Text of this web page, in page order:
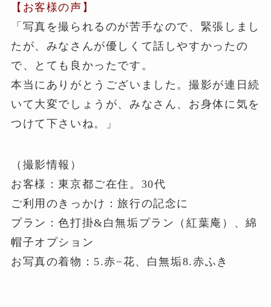
【お客様の声】
「写真を撮られるのが苦手なので、緊張しまし
たが、みなさんが優しくて話しやすかったの
で、とても良かったです。
本当にありがとうございました。撮影が連日続
いて大変でしょうが、みなさん、お身体に気を
つけて下さいね。」
（撮影情報）
お客様：東京都ご在住。30代
ご利用のきっかけ：旅行の記念に
プラン：色打掛&白無垢プラン（紅葉庵）、綿
帽子オプション
お写真の着物：5.赤−花、白無垢8.赤ふき